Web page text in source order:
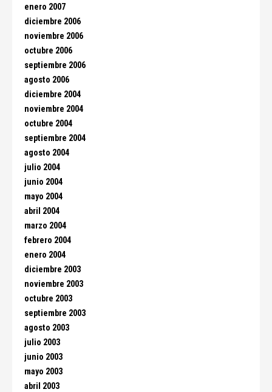
enero 2007
diciembre 2006
noviembre 2006
octubre 2006
septiembre 2006
agosto 2006
diciembre 2004
noviembre 2004
octubre 2004
septiembre 2004
agosto 2004
julio 2004
junio 2004
mayo 2004
abril 2004
marzo 2004
febrero 2004
enero 2004
diciembre 2003
noviembre 2003
octubre 2003
septiembre 2003
agosto 2003
julio 2003
junio 2003
mayo 2003
abril 2003